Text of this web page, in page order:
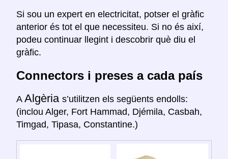
Si sou un expert en electricitat, potser el gràfic
anterior és tot el que necessiteu. Si no és així,
podeu continuar llegint i descobrir què diu el
gràfic.
Connectors i preses a cada país
A Algèria s’utilitzen els següents endolls:
(inclou Alger, Fort Hammad, Djémila, Casbah,
Timgad, Tipasa, Constantine.)